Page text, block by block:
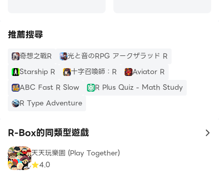
推薦搜尋
奇想之戰R
光と音のRPG アークザラッド R
Starship R
十字召喚師：R
Aviator R
ABC Fast R Slow
R Plus Quiz - Math Study
R Type Adventure
R-Box的同類型遊戲 to
天天玩樂園 (Play Together)
4.0